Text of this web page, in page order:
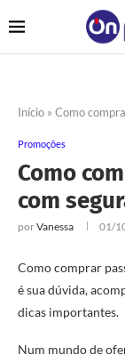
Início » Como
Promoções
Como
com
porVanessa 01/
Como comprar
é sua dúvida,
dicas importantes.
Num mundo de